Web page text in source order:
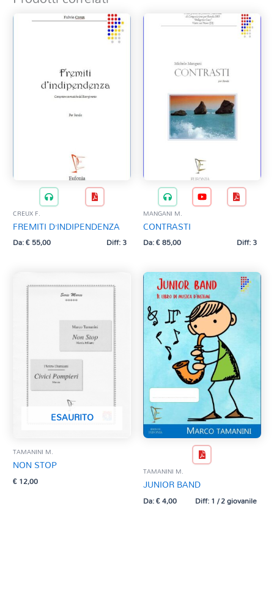
CREUX F.
FREMITI D’INDIPENDENZA
Da:€55,00 Diff: 3
MANGANI M.
CONTRASTI
Da:€85,00 Diff: 3
ESAURITO
TAMANINI M.
NON STOP
€12,00
TAMANINI M.
JUNIOR BAND
Da:€4,00 Diff: 1 / 2 giovanile